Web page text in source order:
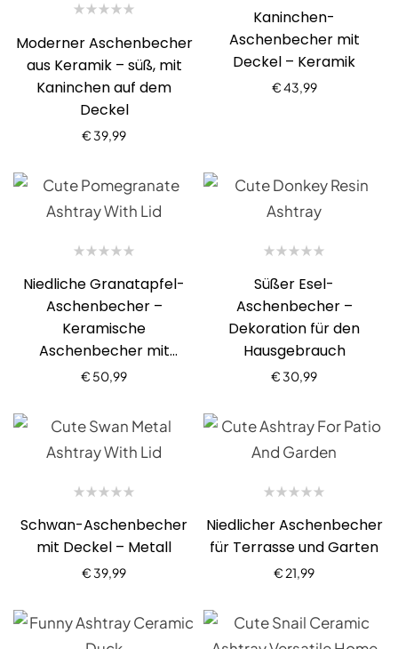
Moderner Aschenbecher
aus Keramik – süß, mit
Kaninchen auf dem
Deckel
€ 39,99
Kaninchen-
Aschenbecher mit
Deckel – Keramik
€43,99
Niedliche Granatapfel-
Aschenbecher –
Keramische
Aschenbecher mit
Deckel
€ 50,99
Süßer Esel-
Aschenbecher –
Dekoration für den
Hausgebrauch
€ 30,99
Schwan-Aschenbecher
mit Deckel – Metall
€ 39,99
Niedlicher Aschenbecher
für Terrasse und Garten
€ 21,99